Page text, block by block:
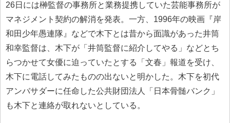
26日には榊監督の事務所と業務提携していた芸能事務所が
マネジメント契約の解消を発表。一方、1996年の映画『岸
和田少年愚連隊』などで木下とは昔から面識があった井筒
和幸監督は、木下が「井筒監督に紹介してやる」などとち
らつかせて女優に迫っていたとする「文春」報道を受け、
木下に電話してみたものの出ないと明かした。木下を初代
アンバサダーに任命した公共財団法人「日本骨髄バンク」
も木下と連絡が取れないとしている。